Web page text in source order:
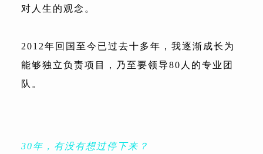
对人生的观念。
2012年回国至今已过去十多年，我逐渐成长为
能够独立负责项目，乃至要领导80人的专业团
队。
30年，有没有想过停下来？